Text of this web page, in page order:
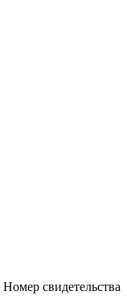
Номер свидетельства